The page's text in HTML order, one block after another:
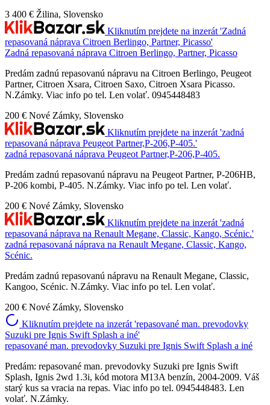
3 400 € Žilina, Slovensko
Kliknutím prejdete na inzerát 'Zadná
repasovaná náprava Citroen Berlingo, Partner, Picasso'
Zadná repasovaná náprava Citroen Berlingo, Partner, Picasso
Predám zadnú repasovanú nápravu na Citroen Berlingo, Peugeot
Partner, Citroen Xsara, Citroen Saxo, Citroen Xsara Picasso.
N.Zámky. Viac info po tel. Len volať. 0945448483
200 € Nové Zámky, Slovensko
Kliknutím prejdete na inzerát 'zadná
repasovaná náprava Peugeot Partner,P-206,P-405.'
zadná repasovaná náprava Peugeot Partner,P-206,P-405.
Predám zadnú repasovanú nápravu na Peugeot Partner, P-206HB,
P-206 kombi, P-405. N.Zámky. Viac info po tel. Len volať.
200 € Nové Zámky, Slovensko
Kliknutím prejdete na inzerát 'zadná
repasovaná náprava na Renault Megane, Classic, Kango, Scénic.'
zadná repasovaná náprava na Renault Megane, Classic, Kango,
Scénic.
Predám zadnú repasovanú nápravu na Renault Megane, Classic,
Kangoo, Scénic. N.Zámky. Viac info po tel. Len volať.
200 € Nové Zámky, Slovensko
Kliknutím prejdete na inzerát 'repasované man. prevodovky
Suzuki pre Ignis Swift Splash a iné'
repasované man. prevodovky Suzuki pre Ignis Swift Splash a iné
Predám: repasované man. prevodovky Suzuki pre Ignis Swift
Splash, Ignis 2wd 1.3i, kód motora M13A benzín, 2004-2009. Váš
starý kus sa vracia na repas. Viac info po tel. 0945448483. Len
volať. N.Zámky.